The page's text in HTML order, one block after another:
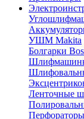
УШМ Makita
Болгарки
Ленточные
Перфораторы